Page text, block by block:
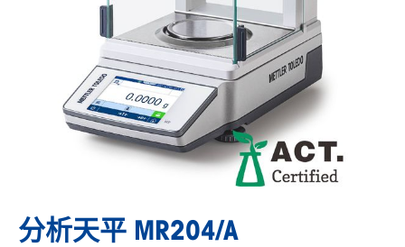
分析天平 MR204/A